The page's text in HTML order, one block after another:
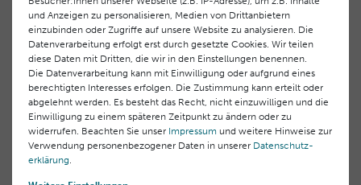
Geeignet für Mischhaut und ölige Haut
Ideal für alle, die zu Unreinheiten, Glanz oder erweiterten
Poren neigen.
Anwendung
Morgens und abends eine kleine Menge des Gels mit
Wasser aufschäumen.
In kreisenden Bewegungen auf Gesicht und Hals
auftragen. Augenpartie aussparen.
Anschließend gründlich mit Wasser abspülen.
Inhaltsstoffe
Aqua (Water), Sodium Laureth Sulfate, Coco-Glucoside,
Sodium Chloride, Pentylene Glycol, Phenoxyethanol,
Maris Aqua (Sea Water), Fucus Serratus Extract, Moringa
Hersteller-Informationen
und Anzeigen zu personalisieren, Medien von Drittanbietern
einzubinden oder Zugriffe auf unsere Website zu analysieren. Die
Datenverarbeitung erfolgt erst durch gesetzte Cookies. Wir teilen
diese Daten mit Dritten, die wir in den Einstellungen benennen.
Die Datenverarbeitung kann mit Einwilligung oder aufgrund eines
berechtigten Interesses erfolgen. Die Zustimmung kann erteilt oder
abgelehnt werden. Es besteht das Recht, nicht einzuwilligen und die
Einwilligung zu einem späteren Zeitpunkt zu ändern oder zu
widerrufen. Beachten Sie unser Impressum und weitere Hinweise zur
Verwendung personenbezogener Daten in unserer Daten­schutz­
erklärung